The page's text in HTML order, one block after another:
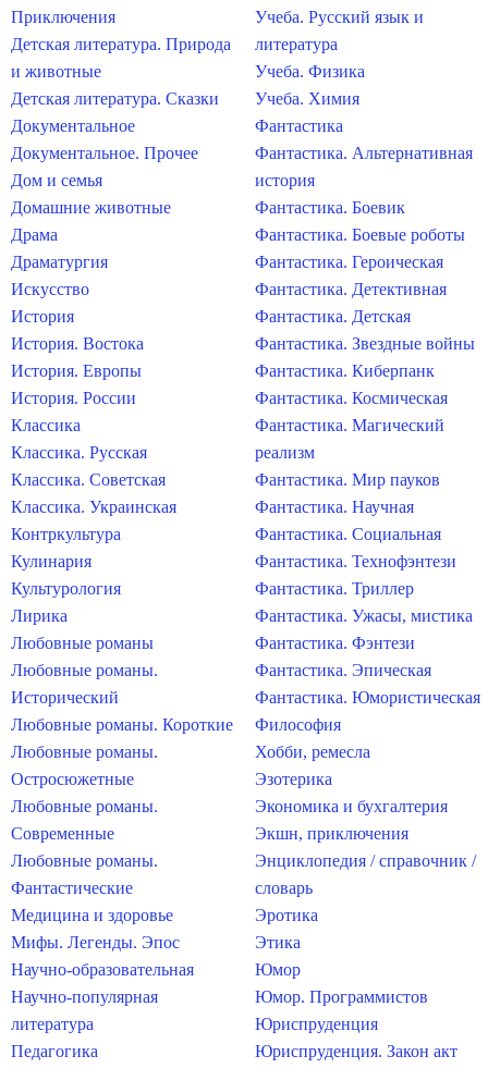
Приключения
Детская литература. Природа
и животные
Детская литература. Сказки
Документальное
Документальное. Прочее
Дом и семья
Домашние животные
Драма
Драматургия
Искусство
История
История. Востока
История. Европы
История. России
Классика
Классика. Русская
Классика. Советская
Классика. Украинская
Контркультура
Кулинария
Культурология
Лирика
Любовные романы
Любовные романы.
Исторический
Любовные романы. Короткие
Любовные романы.
Остросюжетные
Любовные романы.
Современные
Любовные романы.
Фантастические
Медицина и здоровье
Мифы. Легенды. Эпос
Научно-образовательная
Научно-популярная
литература
Педагогика
Учеба. Русский язык и
литература
Учеба. Физика
Учеба. Химия
Фантастика
Фантастика. Альтернативная
история
Фантастика. Боевик
Фантастика. Боевые роботы
Фантастика. Героическая
Фантастика. Детективная
Фантастика. Детская
Фантастика. Звездные войны
Фантастика. Киберпанк
Фантастика. Космическая
Фантастика. Магический
реализм
Фантастика. Мир пауков
Фантастика. Научная
Фантастика. Социальная
Фантастика. Технофэнтези
Фантастика. Триллер
Фантастика. Ужасы, мистика
Фантастика. Фэнтези
Фантастика. Эпическая
Фантастика. Юмористическая
Философия
Хобби, ремесла
Эзотерика
Экономика и бухгалтерия
Экшн, приключения
Энциклопедия / справочник /
словарь
Эротика
Этика
Юмор
Юмор. Программистов
Юриспруденция
Юриспруденция. Закон акт